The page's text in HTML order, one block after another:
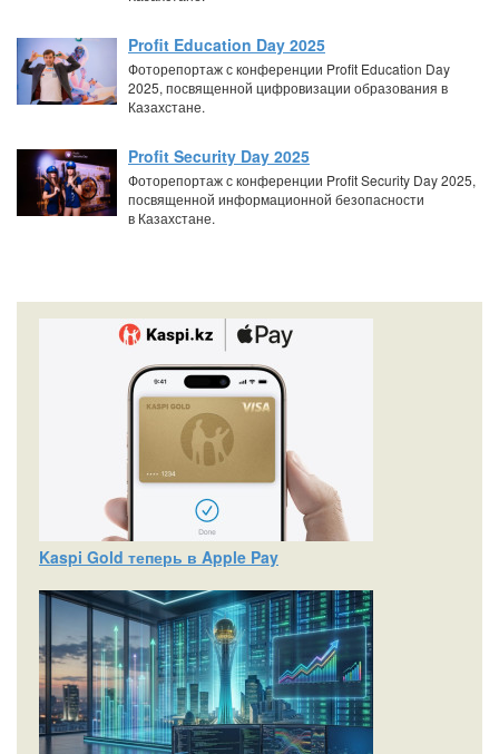
Profit Education Day 2025
Фоторепортаж с конференции Profit Education Day
2025, посвященной цифровизации образования в
Казахстане.
Profit Security Day 2025
Фоторепортаж с конференции Profit Security Day 2025,
посвященной информационной безопасности
в Казахстане.
Kaspi Gold теперь в Apple Pay